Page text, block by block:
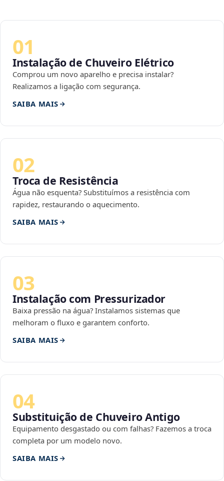
01
Instalação de Chuveiro Elétrico
Comprou um novo aparelho e precisa instalar?
Realizamos a ligação com segurança.
SAIBA MAIS
02
Troca de Resistência
Água não esquenta? Substituímos a resistência com
rapidez, restaurando o aquecimento.
SAIBA MAIS
03
Instalação com Pressurizador
Baixa pressão na água? Instalamos sistemas que
melhoram o fluxo e garantem conforto.
SAIBA MAIS
04
Substituição de Chuveiro Antigo
Equipamento desgastado ou com falhas? Fazemos a troca
completa por um modelo novo.
SAIBA MAIS